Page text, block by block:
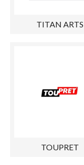
TITAN ARTS
TOUPRET